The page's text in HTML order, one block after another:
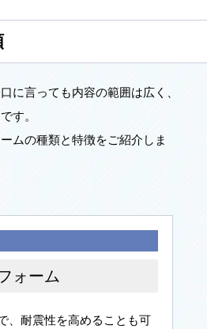
に言っても内容の範囲は広く、
す。
ムの種類と特徴をご紹介しま
ォーム
、耐震性を高めることも可